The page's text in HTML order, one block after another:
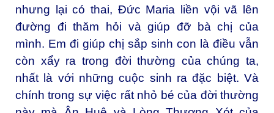
nhưng lại có thai, Đức Maria liền vội vã lên
đường đi thăm hỏi và giúp đỡ bà chị của
mình. Em đi giúp chị sắp sinh con là điều vẫn
còn xẩy ra trong đời thường của chúng ta,
nhất là với những cuộc sinh ra đặc biệt. Và
chính trong sự việc rất nhỏ bé của đời thường